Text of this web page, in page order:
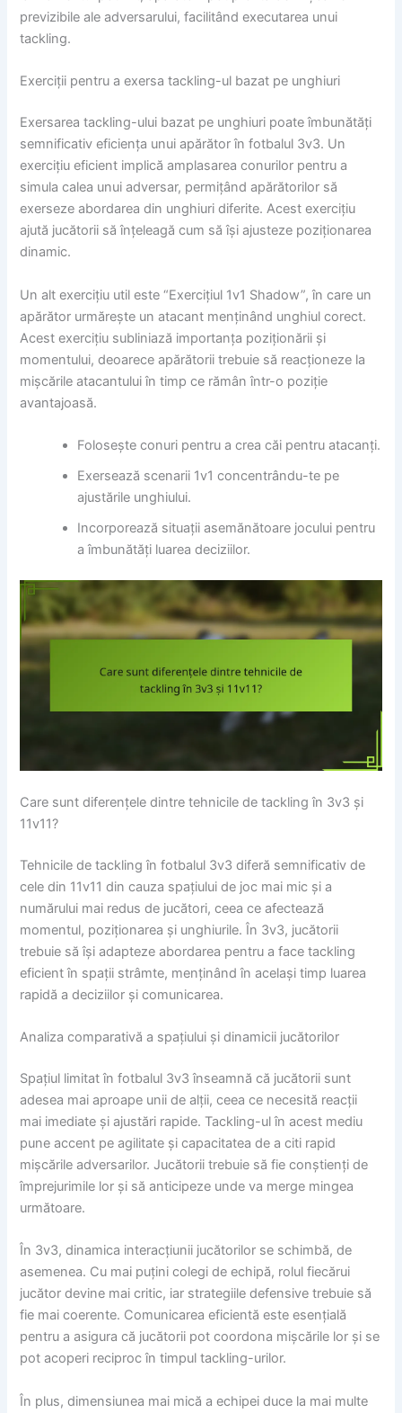
previzibile ale adversarului, facilitând executarea unui
tackling.
Exerciții pentru a exersa tackling-ul bazat pe unghiuri
Exersarea tackling-ului bazat pe unghiuri poate îmbunătăți
semnificativ eficiența unui apărător în fotbalul 3v3. Un
exercițiu eficient implică amplasarea conurilor pentru a
simula calea unui adversar, permițând apărătorilor să
exerseze abordarea din unghiuri diferite. Acest exercițiu
ajută jucătorii să înțeleagă cum să își ajusteze poziționarea
dinamic.
Un alt exercițiu util este “Exercițiul 1v1 Shadow”, în care un
apărător urmărește un atacant menținând unghiul corect.
Acest exercițiu subliniază importanța poziționării și
momentului, deoarece apărătorii trebuie să reacționeze la
mișcările atacantului în timp ce rămân într-o poziție
avantajoasă.
Folosește conuri pentru a crea căi pentru atacanți.
Exersează scenarii 1v1 concentrându-te pe
ajustările unghiului.
Incorporează situații asemănătoare jocului pentru
a îmbunătăți luarea deciziilor.
Care sunt diferențele dintre tehnicile de tackling în 3v3 și
11v11?
Tehnicile de tackling în fotbalul 3v3 diferă semnificativ de
cele din 11v11 din cauza spațiului de joc mai mic și a
numărului mai redus de jucători, ceea ce afectează
momentul, poziționarea și unghiurile. În 3v3, jucătorii
trebuie să își adapteze abordarea pentru a face tackling
eficient în spații strâmte, menținând în același timp luarea
rapidă a deciziilor și comunicarea.
Analiza comparativă a spațiului și dinamicii jucătorilor
Spațiul limitat în fotbalul 3v3 înseamnă că jucătorii sunt
adesea mai aproape unii de alții, ceea ce necesită reacții
mai imediate și ajustări rapide. Tackling-ul în acest mediu
pune accent pe agilitate și capacitatea de a citi rapid
mișcările adversarilor. Jucătorii trebuie să fie conștienți de
împrejurimile lor și să anticipeze unde va merge mingea
următoare.
În 3v3, dinamica interacțiunii jucătorilor se schimbă, de
asemenea. Cu mai puțini colegi de echipă, rolul fiecărui
jucător devine mai critic, iar strategiile defensive trebuie să
fie mai coerente. Comunicarea eficientă este esențială
pentru a asigura că jucătorii pot coordona mișcările lor și se
pot acoperi reciproc în timpul tackling-urilor.
În plus, dimensiunea mai mică a echipei duce la mai multe